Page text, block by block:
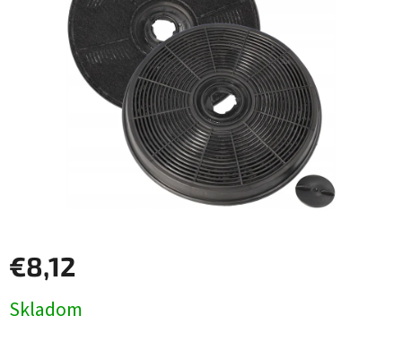
hviezdičiek.
€8,12
cena:
Skladom